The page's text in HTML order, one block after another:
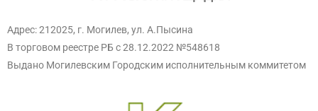
Адрес: 212025, г. Могилев, ул. А.Пысина
В торговом реестре РБ с 28.12.2022 №548618
Выдано Могилевским Городским исполнительным коммитетом